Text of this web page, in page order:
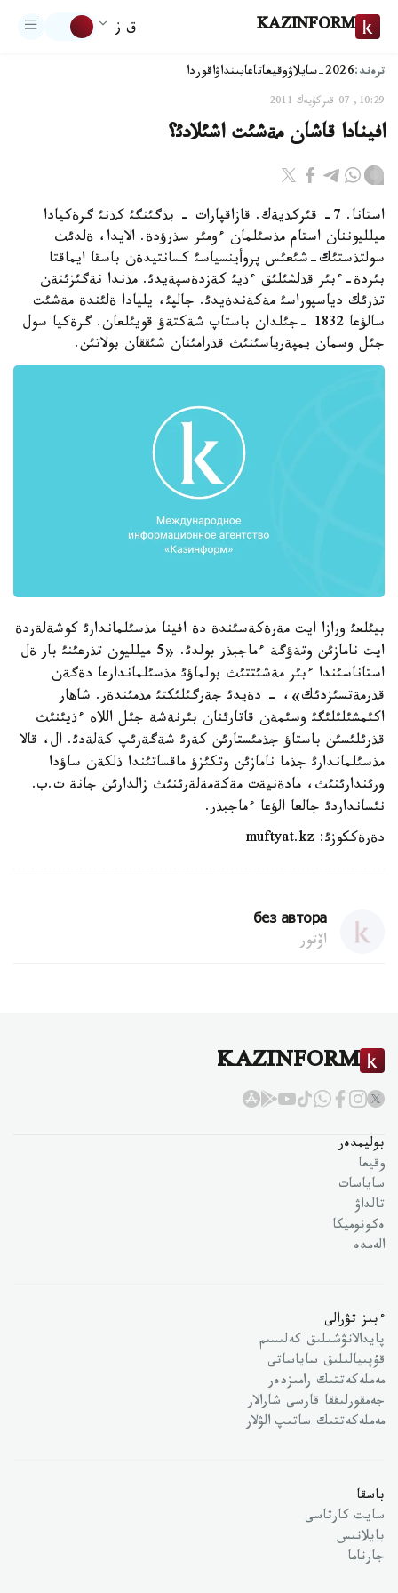
KAZINFORM ق ز
ترەند:2026-سايلاۋ وقيعاتاعايىنداۋاقوردا
10:29, 07 قىركۇيەك 2011
افينادا قاشان مةشئت اشئلادئ؟
استانا. 7- قئركذيةك. قازاقپارات - بذگئنگئ كذنئ گرةكيادا
ميلليوننان استام مذسئلمان ءومئر سذرؤدة. الايدا، ةلدئث
سولتذستئك-شئعئس پروأينسياسئ كسانتيدةن باسقا ايماقتا
بئردة-ءبئر قذلشئلئق ءذيئ كةزدةسپةيدئ. مذندا نةگئزئنةن
تذرئك دياسپوراسئ مةكةندةيدئ. جالپئ، يليادا ةلئندة مةشئت
سالؤعا 1832 -جئلدان باستاپ شةكتةؤ قويئلعان. گرةكيا سول
جئل وسمان يمپةرياسئنئث قذرامئنان شئققان بولاتئن.
بيئلعئ ورازا ايت مةرةكةسئندة دة افينا مذسئلماندارئ كوشةلةردة
ايت نامازئن وتةؤگة ءماجبذر بولدئ. «5 ميلليون تذرعئنئ بار ةل
استاناسئندا ءبئر مةشئتتئث بولماؤئ مذسئلماندارعا دةگةن
قذرمةتسئزدئك»، - دةيدئ جةرگئلئكتئ مذمئندةر. شاهار
اكئمشئلئلئگئ وسئمةن قاتارئنان بئرنةشة جئل اللاه ءذيئنئث
قذرئلئسئن باستاؤ جذمئستارئن كةرئ شةگةرئپ كةلةدئ. ال، قالا
مذسئلماندارئ جذما نامازئن وتكئزؤ ماقساتئندا ذلكةن ساؤدا
ورئندارئنئث، مادةنيةت مةكةمةلةرئنئث زالدارئن جانة ت.ب.
نئسانداردئ جالعا الؤعا ءماجبذر.
دةرةككوزئ: muftyat.kz
без автора
اۆتور
KAZINFORM
بوليمدەر
وقيعا
ساياسات
تالداۋ
ەكونوميكا
الەمدە
ءبىز تۋرالى
پايدالانۋشىلىق كەلىسىم
قۇپىيالىلىق ساياساتى
مەملەكەتتىك رامىزدەر
جەمقورلىققا قارسى شارالار
مەملەكەتتىك ساتىپ الۋلار
باسقا
سايت كارتاسى
بايلانىس
جارناما